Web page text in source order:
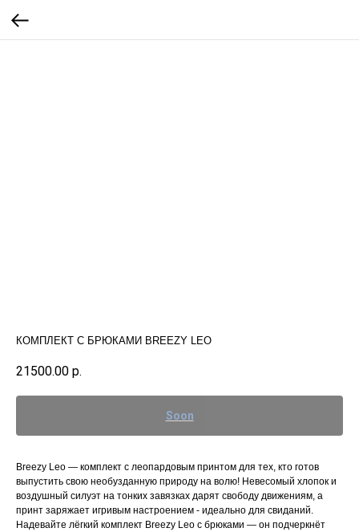
КОМПЛЕКТ С БРЮКАМИ BREEZY LEO
21500.00 р.
Breezy Leo — комплект с леопардовым принтом для тех, кто готов
выпустить свою необузданную природу на волю! Невесомый хлопок и
воздушный силуэт на тонких завязках дарят свободу движениям, а
принт заряжает игривым настроением - идеально для свиданий.
Надевайте лёгкий комплект Breezy Leo с брюками — он подчеркнёт